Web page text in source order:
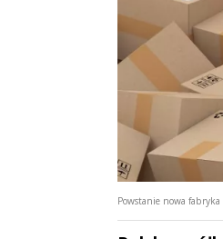
Powstanie nowa